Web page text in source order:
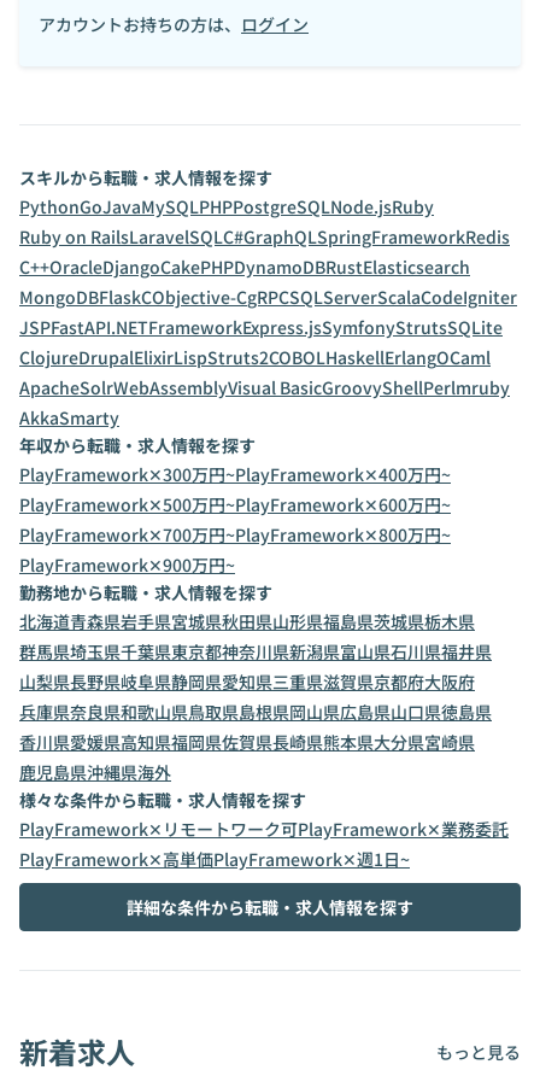
アカウントお持ちの方は、 ログイン
スキルから転職・求人情報を探す
PythonGoJavaMySQLPHPPostgreSQLNode.jsRuby
Ruby on RailsLaravelSQLC#GraphQLSpringFrameworkRedis
C++OracleDjangoCakePHPDynamoDBRustElasticsearch
MongoDBFlaskCObjective-CgRPCSQLServerScalaCodeIgniter
JSPFastAPI.NETFrameworkExpress.jsSymfonyStrutsSQLite
ClojureDrupalElixirLispStruts2COBOLHaskellErlangOCaml
ApacheSolrWebAssemblyVisual BasicGroovyShellPerlmruby
AkkaSmarty
年収から転職・求人情報を探す
PlayFramework✕300万円~PlayFramework✕400万円~
PlayFramework✕500万円~PlayFramework✕600万円~
PlayFramework✕700万円~PlayFramework✕800万円~
PlayFramework✕900万円~
勤務地から転職・求人情報を探す
北海道青森県岩手県宮城県秋田県山形県福島県茨城県栃木県
群馬県埼玉県千葉県東京都神奈川県新潟県富山県石川県福井県
山梨県長野県岐阜県静岡県愛知県三重県滋賀県京都府大阪府
兵庫県奈良県和歌山県鳥取県島根県岡山県広島県山口県徳島県
香川県愛媛県高知県福岡県佐賀県長崎県熊本県大分県宮崎県
鹿児島県沖縄県海外
様々な条件から転職・求人情報を探す
PlayFramework✕リモートワーク可PlayFramework✕業務委託
PlayFramework✕高単価PlayFramework✕週1日~
詳細な条件から転職・求人情報を探す
新着求人 もっと見る